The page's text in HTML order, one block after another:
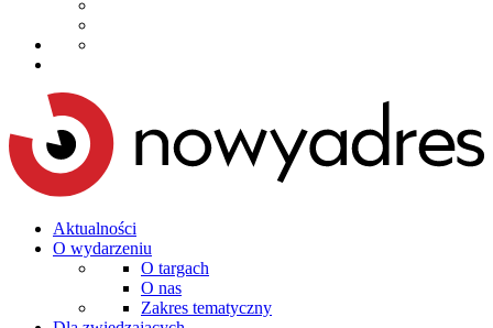
Aktualności
O wydarzeniu
O targach
O nas
Zakres tematyczny